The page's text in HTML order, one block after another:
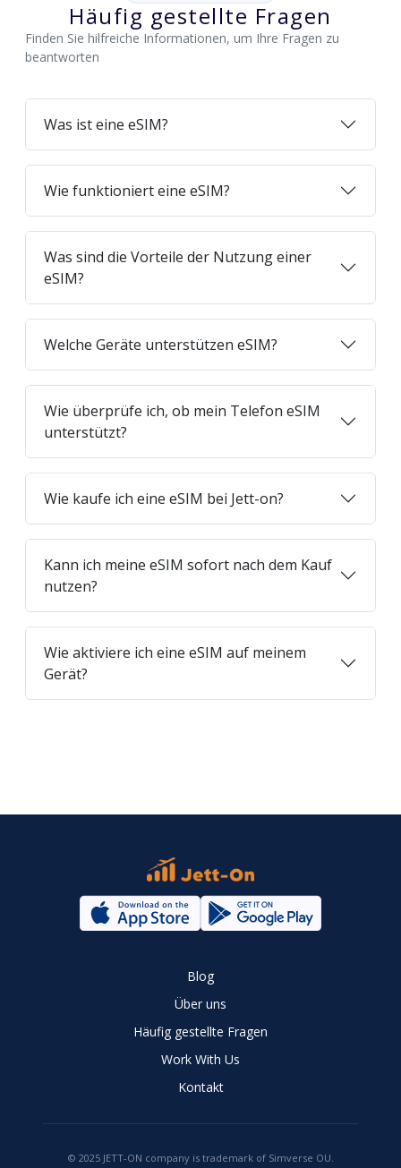
Häufig gestellte Fragen
Finden Sie hilfreiche Informationen, um Ihre Fragen zu
beantworten
Was ist eine eSIM?
Wie funktioniert eine eSIM?
Was sind die Vorteile der Nutzung einer
eSIM?
Welche Geräte unterstützen eSIM?
Wie überprüfe ich, ob mein Telefon eSIM
unterstützt?
Wie kaufe ich eine eSIM bei Jett-on?
Kann ich meine eSIM sofort nach dem Kauf
nutzen?
Wie aktiviere ich eine eSIM auf meinem
Gerät?
Blog
Über uns
Häufig gestellte Fragen
Work With Us
Kontakt
© 2025 JETT-ON company is trademark of Simverse OU.